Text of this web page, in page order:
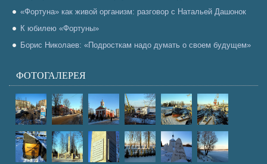
«Фортуна» как живой организм: разговор с Натальей Дашонок
К юбилею «Фортуны»
Борис Николаев: «Подросткам надо думать о своем будущем»
ФОТОГАЛЕРЕЯ